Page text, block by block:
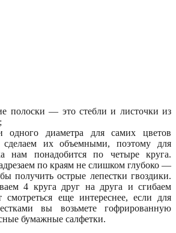
полоски — это стебли и листочки из
одного диаметра для самих цветов
их объемными, поэтому для
нам понадобится по четыре круга.
по краям не слишком глубоко —
получить острые лепестки гвоздики.
4 круга друг на друга и сгибаем
смотреться еще интереснее, если для
вы возьмете гофрированную
бумажные салфетки.